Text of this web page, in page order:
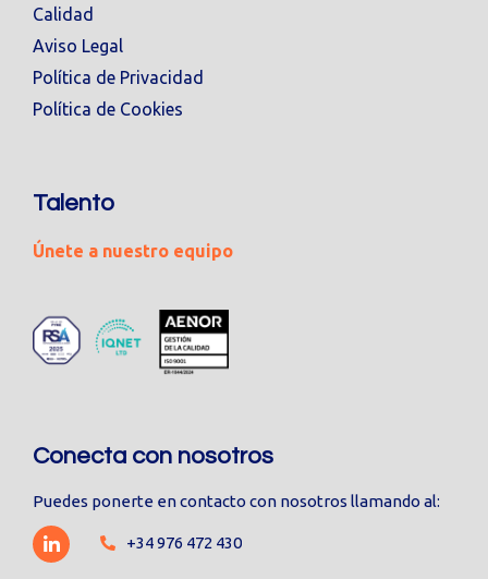
Calidad
Aviso Legal
Política de Privacidad
Política de Cookies
Talento
Únete a nuestro equipo
Conecta con nosotros
Puedes ponerte en contacto con nosotros llamando al:
+34 976 472 430